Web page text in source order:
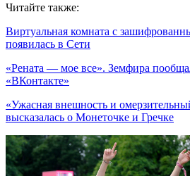
Читайте также:
Виртуальная комната с
появилась в Сети
«Рената — мое все». Земфира
«ВКонтакте»
«Ужасная внешность и
высказалась о Монеточке и Гречке